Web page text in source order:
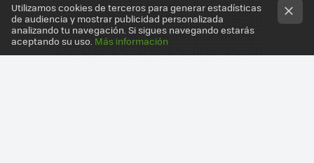
Utilizamos cookies de terceros para generar estadísticas
de audiencia y mostrar publicidad personalizada
analizando tu navegación. Si sigues navegando estarás
aceptando su uso. Más información